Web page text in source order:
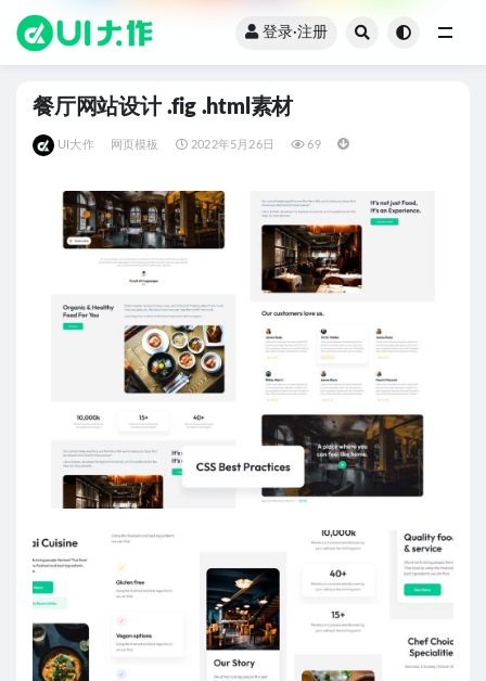
登录·注册
餐厅网站设计 .fig .html素材
UI大作 网页模板 2022年5月26日 69